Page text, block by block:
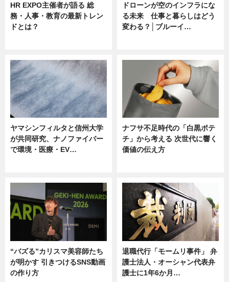
HR EXPO主催者が語る 総
務・人事・教育の最新トレン
ドとは？
ドローンが空のインフラにな
る未来 仕事と暮らしはどう
変わる？│ブルーイ…
ヤマシンフィルタと信州大学
が共同研究、ナノファイバー
で環境・医療・EV…
ナフサ不足時代の「白黒ポテ
チ」から考える 次世代に響く
価値の伝え方
“バズる”カリスマ美容師たち
が明かす 引きつけるSNS動画
の作り方
退職代行「モームリ事件」 弁
護士法人・オーシャン代表弁
護士に1年6か月…